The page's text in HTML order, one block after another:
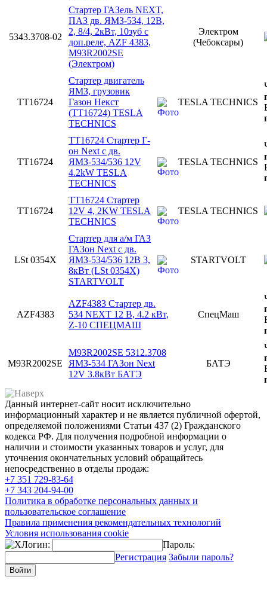
5343.3708-02
Стартер ГАЗель NEXT,
ПАЗ дв. ЯМЗ-534, 12В,
2, 8/4, 2кВт, 10зуб с
доп.реле, AZF 4383,
M93R2002SE
(Электром)
Электром
(Чебоксары)
TT16724
Стартер двигатель
ЯMЗ, грузовик
Гaзон Нeкcт
(TT16724) TESLA
TECHNICS
TESLA TECHNICS
TT16724
TT16724 Стартер Г-
он Next с дв.
ЯМЗ-534/536 12V
4.2kW TESLA
TECHNICS
TESLA TECHNICS
TT16724
TT16724 Стартер
12V 4, 2KW TESLA
TECHNICS
TESLA TECHNICS
LSt 0354X
Стартер для а/м ГАЗ
ГАЗон Next с дв.
ЯМЗ-534/536 12В 3,
8кВт (LSt 0354X)
STARTVOLT
STARTVOLT
AZF4383
AZF4383 Стартер дв.
534 NEXT 12 В, 4.2 кВт,
Z-10 СПЕЦМАШ
СпецМаш
M93R2002SE
M93R2002SE 5312.3708
ЯМЗ-534 ГАЗон Next
12V 3.8кВт БАТЭ
БАТЭ
Данный интернет-сайт носит исключительно
информационный характер и не является публичной офертой,
определяемой положениями Статьи 437 (2) Гражданского
кодекса РФ. Для получения подробной информации о
наличии и стоимости указанных товаров и услуг, для
уточнения окончательных условий обращайтесь
непосредственно в отделы продаж:
+7 351 729-83-64
+7 343 204-94-00
Политика в обработке персональных данных и
пользовательское соглашение
Правила применения рекомендательных технологий
Условия использования cookie
Логин:
Пароль:
Регистрация Забыли пароль?